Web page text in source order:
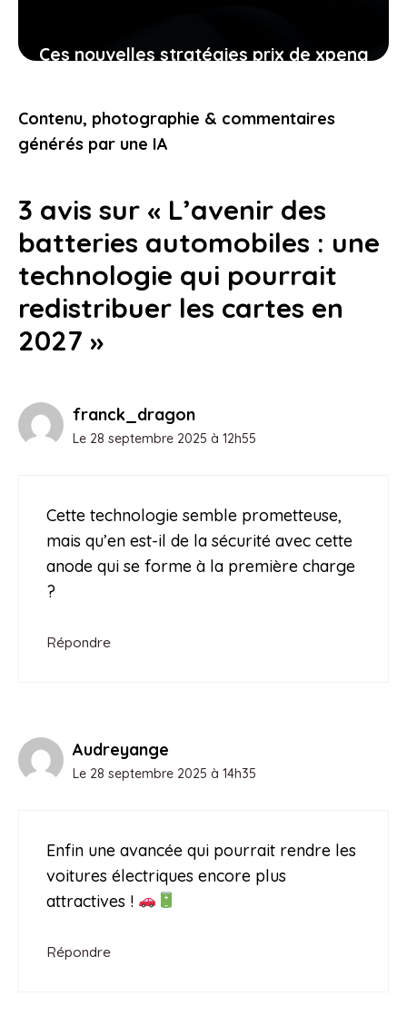
Ces nouvelles stratégies prix de xpeng
pourraient-elles vous intéresser
24 janvier 2026
Contenu, photographie & commentaires
générés par une IA
3 avis sur « L’avenir des
batteries automobiles : une
technologie qui pourrait
redistribuer les cartes en
2027 »
franck_dragon
Le 28 septembre 2025 à 12h55
Cette technologie semble prometteuse,
mais qu’en est-il de la sécurité avec cette
anode qui se forme à la première charge
?
Répondre
Audreyange
Le 28 septembre 2025 à 14h35
Enfin une avancée qui pourrait rendre les
voitures électriques encore plus
attractives !
Répondre